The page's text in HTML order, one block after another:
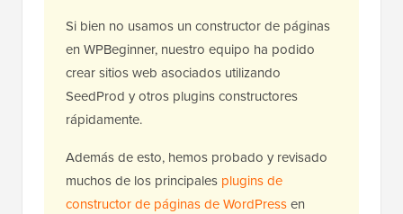
Si bien no usamos un constructor de páginas
en WPBeginner, nuestro equipo ha podido
crear sitios web asociados utilizando
SeedProd y otros plugins constructores
rápidamente.
Además de esto, hemos probado y revisado
muchos de los principales plugins de
constructor de páginas de WordPressen